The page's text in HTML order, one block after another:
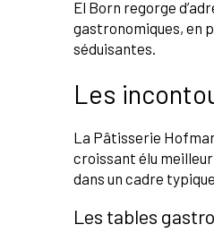
El Born regorge
gastronomiques, en
séduisantes.
Les
La Pâtisserie
croissant élu
dans un cadre
Les tables